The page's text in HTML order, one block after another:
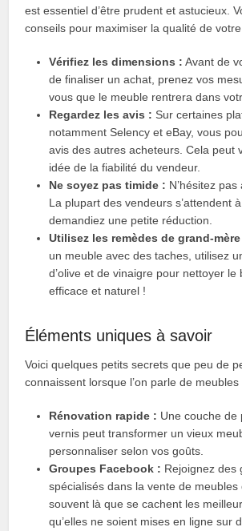
est essentiel d’être prudent et astucieux.
conseils pour maximiser la qualité de
Vérifiez les dimensions : Avant de
de finaliser un achat, prenez vos
vous que le meuble rentrera dans
Regardez les avis : Sur certaines
notamment Selency et eBay, vous
avis des autres acheteurs. Cela peut
idée de la fiabilité du vendeur.
Ne soyez pas timide : N’hésitez
La plupart des vendeurs s’attendent
demandiez une petite réduction.
Utilisez les remèdes de grand-
un meuble avec des taches, utilisez
d’olive et de vinaigre pour nettoyer le
efficace et naturel !
Éléments uniques à savoir
Voici quelques petits secrets que peu de
connaissent lorsque l’on parle de meubles
Rénovation rapide : Une couche de
vernis peut transformer un vieux
personnaliser selon vos goûts.
Groupes Facebook : Rejoignez des
spécialisés dans la vente de meubles
souvent là que se cachent les
qu’elles ne soient mises en ligne sur